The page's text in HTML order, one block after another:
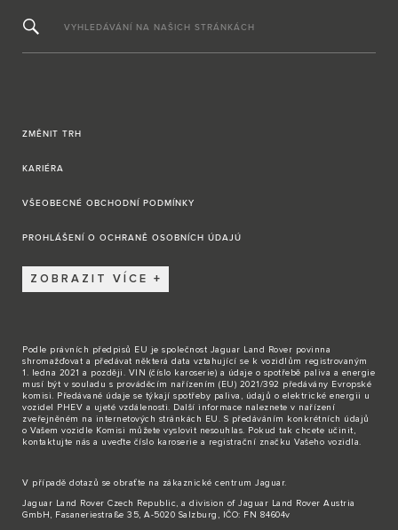
VYHLEDÁVÁNÍ NA NAŠICH STRÁNKÁCH
ZMĚNIT TRH
KARIÉRA
VŠEOBECNÉ OBCHODNÍ PODMÍNKY
PROHLÁŠENÍ O OCHRANĚ OSOBNÍCH ÚDAJÚ
ZOBRAZIT VÍCE
Podle právních předpisů EU je společnost Jaguar Land Rover povinna
shromažďovat a předávat některá data vztahující se k vozidlům registrovaným
1. ledna 2021 a později. VIN (číslo karoserie) a údaje o spotřebě paliva a energie
musí být v souladu s prováděcím nařízením (EU) 2021/392 předávány Evropské
komisi. Předávané údaje se týkají spotřeby paliva, údajů o elektrické energii u
vozidel PHEV a ujeté vzdálenosti. Další informace naleznete v nařízení
zveřejněném na internetových stránkách EU. S předáváním konkrétních údajů
o Vašem vozidle Komisi můžete vyslovit nesouhlas. Pokud tak chcete učinit,
kontaktujte nás a uveďte číslo karoserie a registrační značku Vašeho vozidla.
V případě dotazů se obraťte na zákaznické centrum Jaguar.
Jaguar Land Rover Czech Republic, a division of Jaguar Land Rover Austria
GmbH, Fasaneriestraße 35, A-5020 Salzburg, IČO: FN 84604v